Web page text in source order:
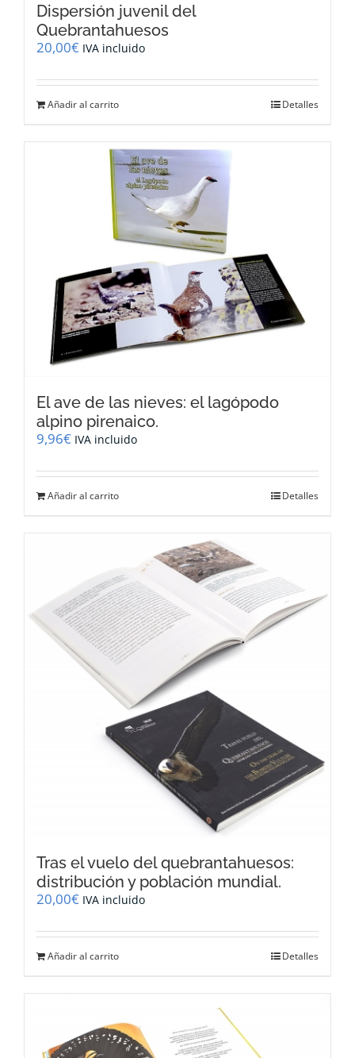
Dispersión juvenil del
Quebrantahuesos
20,00€ IVA incluido
Añadir al carrito Detalles
El ave de las nieves: el lagópodo
alpino pirenaico.
9,96€ IVA incluido
Añadir al carrito Detalles
Tras el vuelo del quebrantahuesos:
distribución y población mundial.
20,00€ IVA incluido
Añadir al carrito Detalles